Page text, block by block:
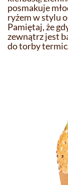
posmakuje
ryżem w stylu
Pamiętaj, że
zewnątrz jest
do torby